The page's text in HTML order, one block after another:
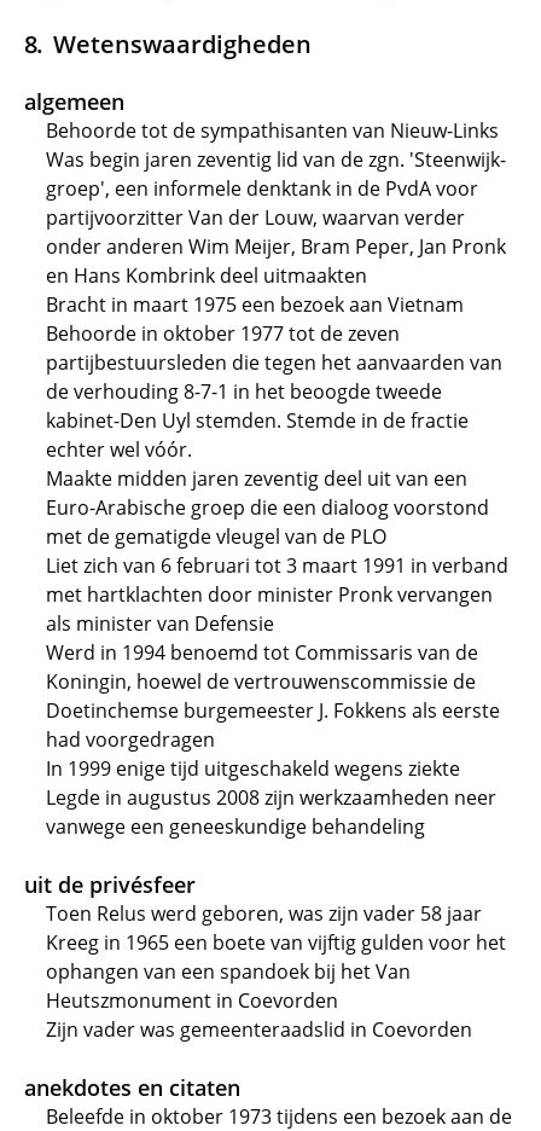
Wetenswaardigheden
algemeen
Behoorde tot de sympathisanten van Nieuw-Links
Was begin jaren zeventig lid van de zgn. 'Steenwijk-
groep', een informele denktank in de PvdA voor
partijvoorzitter Van der Louw, waarvan verder
onder anderen Wim Meijer, Bram Peper, Jan Pronk
en Hans Kombrink deel uitmaakten
Bracht in maart 1975 een bezoek aan Vietnam
Behoorde in oktober 1977 tot de zeven
partijbestuursleden die tegen het aanvaarden van
de verhouding 8-7-1 in het beoogde tweede
kabinet-Den Uyl stemden. Stemde in de fractie
echter wel vóór.
Maakte midden jaren zeventig deel uit van een
Euro-Arabische groep die een dialoog voorstond
met de gematigde vleugel van de PLO
Liet zich van 6 februari tot 3 maart 1991 in verband
met hartklachten door minister Pronk vervangen
als minister van Defensie
Werd in 1994 benoemd tot Commissaris van de
Koningin, hoewel de vertrouwenscommissie de
Doetinchemse burgemeester J. Fokkens als eerste
had voorgedragen
In 1999 enige tijd uitgeschakeld wegens ziekte
Legde in augustus 2008 zijn werkzaamheden neer
vanwege een geneeskundige behandeling
uit de privésfeer
Toen Relus werd geboren, was zijn vader 58 jaar
Kreeg in 1965 een boete van vijftig gulden voor het
ophangen van een spandoek bij het Van
Heutszmonument in Coevorden
Zijn vader was gemeenteraadslid in Coevorden
anekdotes en citaten
Beleefde in oktober 1973 tijdens een bezoek aan de